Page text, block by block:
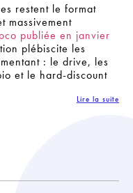
restent le format
massivement
publiée en janvier
plébiscite les
: le drive, les
et le hard-discount
Lire la suite